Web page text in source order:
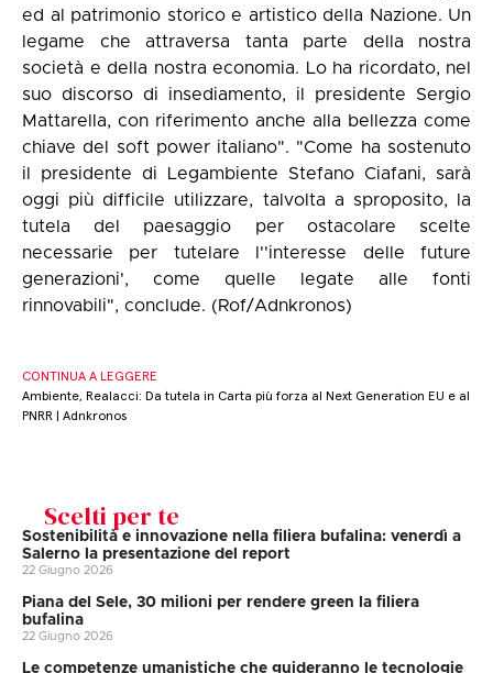
ed al patrimonio storico e artistico della Nazione. Un
legame che attraversa tanta parte della nostra
società e della nostra economia. Lo ha ricordato, nel
suo discorso di insediamento, il presidente Sergio
Mattarella, con riferimento anche alla bellezza come
chiave del soft power italiano". "Come ha sostenuto
il presidente di Legambiente Stefano Ciafani, sarà
oggi più difficile utilizzare, talvolta a sproposito, la
tutela del paesaggio per ostacolare scelte
necessarie per tutelare l''interesse delle future
generazioni', come quelle legate alle fonti
rinnovabili", conclude. (Rof/Adnkronos)
CONTINUA A LEGGERE
Ambiente, Realacci: Da tutela in Carta più forza al Next Generation EU e al
PNRR | Adnkronos
Scelti per te
Sostenibilità e innovazione nella filiera bufalina: venerdì a
Salerno la presentazione del report
22 Giugno 2026
Piana del Sele, 30 milioni per rendere green la filiera
bufalina
22 Giugno 2026
Le competenze umanistiche che guideranno le tecnologie